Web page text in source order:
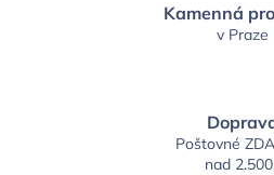
Kamenná
v Praze
Poštovné
nad